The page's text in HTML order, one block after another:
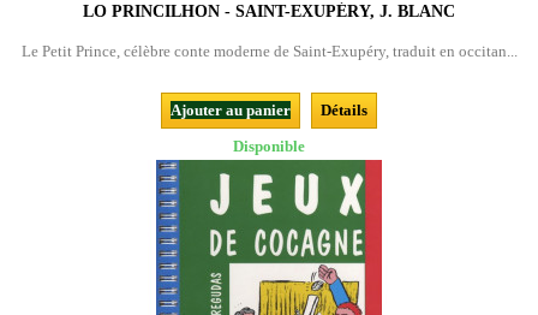
LO PRINCILHON - SAINT-EXUPÉRY, J. BLANC
Le Petit Prince, célèbre conte moderne de Saint-Exupéry, traduit en occitan...
Ajouter au panier
Détails
Disponible